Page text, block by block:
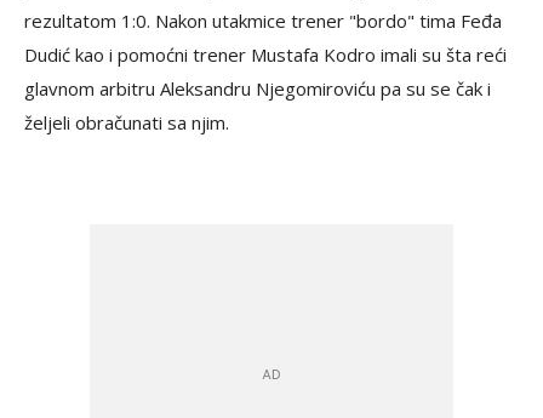
rezultatom 1:0. Nakon utakmice trener "bordo" tima Feđa
Dudić kao i pomoćni trener Mustafa Kodro imali su šta reći
glavnom arbitru Aleksandru Njegomiroviću pa su se čak i
željeli obračunati sa njim.